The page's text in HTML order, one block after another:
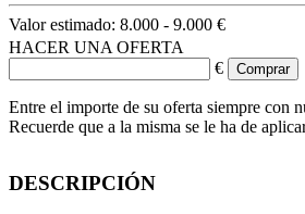
Valor estimado: 8.000 - 9.000 €
HACER UNA OFERTA
€
Entre el importe de su oferta siempre con
Recuerde que a la misma se le ha de
DESCRIPCIÓN